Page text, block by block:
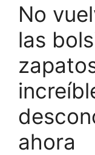
No
las
ahora